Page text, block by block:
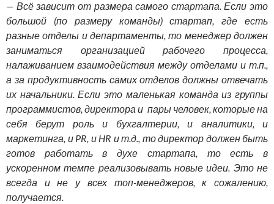
— Всё зависит от размера самого стартапа. Если это
большой (по размеру команды) стартап, где есть
разные отделы и департаменты, то менеджер должен
заниматься организацией рабочего процесса,
налаживанием взаимодействия между отделами и т.п.,
а за продуктивность самих отделов должны отвечать
их начальники. Если это маленькая команда из группы
программистов, директора и пары человек, которые на
себя берут роль и бухгалтерии, и аналитики, и
маркетинга, и PR, и HR и т.д., то директор должен быть
готов работать в духе стартапа, то есть в
ускоренном темпе реализовывать новые идеи. Это не
всегда и не у всех топ-менеджеров, к сожалению,
получается.